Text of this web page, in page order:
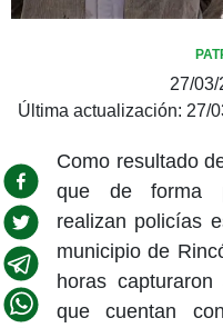
27/
Última actualización: 27/
Como resultado
que de forma
realizan policías
municipio de
horas
que cuentan